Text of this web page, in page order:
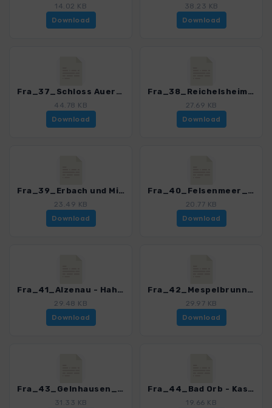
14.02 KB
Download
38.23 KB
Download
Fra_37_Schloss Auerbach und der Melibokus_4468_1.gpx
44.78 KB
Download
Fra_38_Reichelsheim - Burg Rodenstein_4468_1.gpx
27.69 KB
Download
Fra_39_Erbach und Michelstadt_4468_1.gpx
23.49 KB
Download
Fra_40_Felsenmeer_4468_1.gpx
20.77 KB
Download
Fra_41_Alzenau - Hahnenkamm_4468_1.gpx
29.48 KB
Download
Fra_42_Mespelbrunn_4468_1.gpx
29.97 KB
Download
Fra_43_Gelnhausen_4468_1.gpx
31.33 KB
Fra_44_Bad Orb - Kassel Biebergemuend_4468_1.gpx
19.66 KB